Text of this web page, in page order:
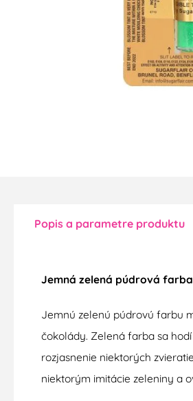
Popis a parametre produktu
Jemná zelená púdrová farba
Jemnú zelenú púdrovú farbu
čokolády. Zelená farba sa
rozjasnenie niektorých
niektorým imitácie zeleniny a